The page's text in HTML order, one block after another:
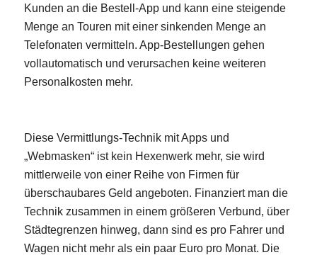
Kunden an die Bestell-App und kann eine steigende
Menge an Touren mit einer sinkenden Menge an
Telefonaten vermitteln. App-Bestellungen gehen
vollautomatisch und verursachen keine weiteren
Personalkosten mehr.
Diese Vermittlungs-Technik mit Apps und
„Webmasken“ ist kein Hexenwerk mehr, sie wird
mittlerweile von einer Reihe von Firmen für
überschaubares Geld angeboten. Finanziert man die
Technik zusammen in einem größeren Verbund, über
Städtegrenzen hinweg, dann sind es pro Fahrer und
Wagen nicht mehr als ein paar Euro pro Monat. Die